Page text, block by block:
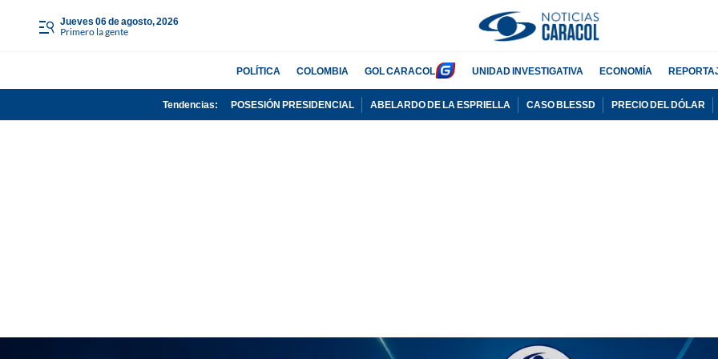
jueves 06 de agosto, 2026
Primero la gente
POLÍTICA COLOMBIA GOL CARACOL UNIDAD INVESTIGATIVA ECONOMÍA
Tendencias: POSESIÓN PRESIDENCIAL ABELARDO DE LA ESPRIELLA CASO BLESSD PRECIO DEL DÓLAR